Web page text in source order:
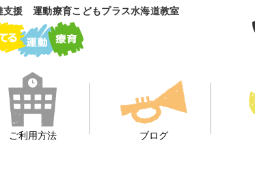
支援 運動療育こどもプラス水海道教室
ご利用方法 ブログ